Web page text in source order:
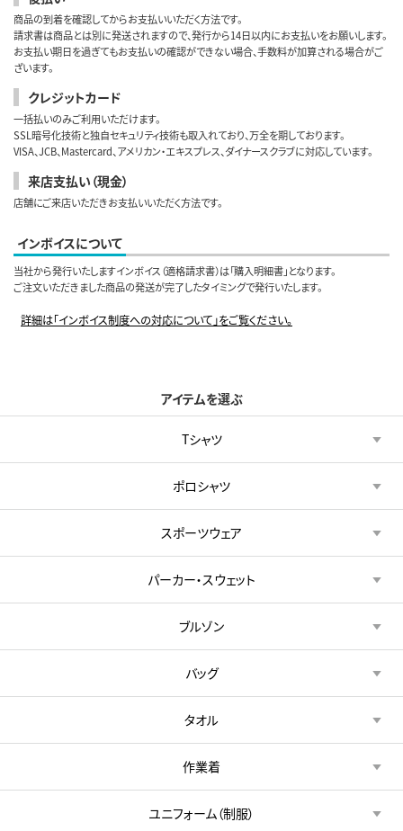
商品の到着を確認してからお支払いいただく方法です。
請求書は商品とは別に発送されますので、発行から14日以内にお支払いをお願いします。
お支払い期日を過ぎてもお支払いの確認ができない場合、手数料が加算される場合がご
ざいます。
クレジットカード
一括払いのみご利用いただけます。
SSL暗号化技術と独自セキュリティ技術も取入れており、万全を期しております。
VISA、JCB、Mastercard、アメリカン・エキスプレス、ダイナースクラブに対応しています。
来店支払い（現金）
店舗にご来店いただきお支払いいただく方法です。
インボイスについて
当社から発行いたしますインボイス（適格請求書）は「購入明細書」となります。
ご注文いただきました商品の発送が完了したタイミングで発行いたします。
詳細は「インボイス制度への対応について」をご覧ください。
アイテムを選ぶ
Tシャツ
ポロシャツ
スポーツウェア
パーカー・スウェット
ブルゾン
バッグ
タオル
作業着
ユニフォーム（制服）